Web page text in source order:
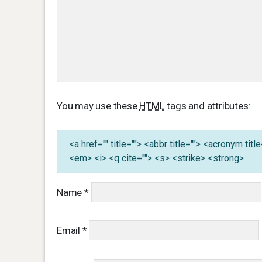
You may use these HTMLtags and attributes:
<a href="" title=""> <abbr title=""> <acronym
<em> <i> <q cite=""> <s> <strike> <strong>
Name *
Email *